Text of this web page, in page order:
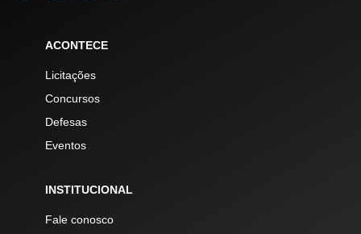
ACONTECE
Licitações
Concursos
Defesas
Eventos
INSTITUCIONAL
Fale conosco